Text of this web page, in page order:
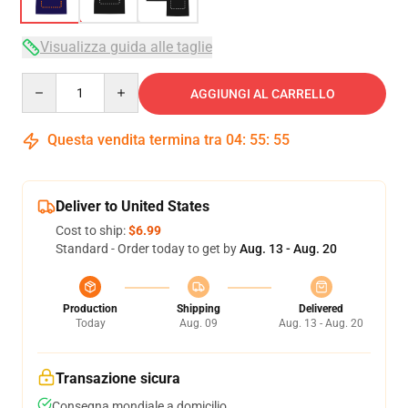
Visualizza guida alle taglie
AGGIUNGI AL CARRELLO
Questa vendita termina tra 04: 55: 54
Deliver to United States
Cost to ship:$6.99
Standard - Order today to get byAug. 13 - Aug. 20
Production
Today
Shipping
Aug. 09
Delivered
Aug. 13 - Aug. 20
Transazione sicura